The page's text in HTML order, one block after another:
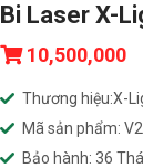
Bi Laser X-
10,500,000
Thương hiệu:X-
Mã sản phẩm:
Bảo hành: 36